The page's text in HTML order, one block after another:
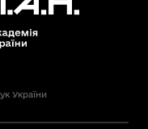
України